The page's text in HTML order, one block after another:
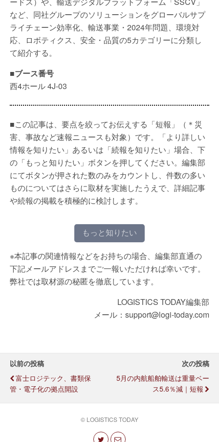
など、同社グループのソリューションをグローバルサプ
ライチェーン効率化、輸送事業・2024年問題、環境対
応、ロボティクス、安全・品質の5カテゴリーに分類し
て紹介する。
■ブース番号
西4ホール 4J-03
■この記事は、要点を絞ってお伝えする「短報」（＊災
害、事故など速報ニュースも対象）です。「より詳しい
情報を知りたい」あるいは「続報を知りたい」場合、下
の「もっと知りたい」ボタンを押してください。編集部
にてボタンが押された数のみをカウントし、件数の多い
ものについてはさらに取材を実施したうえで、詳細記事
や続報の掲載を積極的に検討します。
もっと知りたい
※本記事の関連情報などをお持ちの場合、編集部直通の
下記メールアドレスまでご一報いただければ幸いです。
弊社では取材源の秘匿を徹底しています。
LOGISTICS TODAY編集部
メール：support@logi-today.com
以前の投稿
富士ロジテック、書類保
管・電子化の拠点開設
次の投稿
5月の内航船舶輸送は重量ベー
ス5.6％減｜短報
© LOGISTICS TODAY